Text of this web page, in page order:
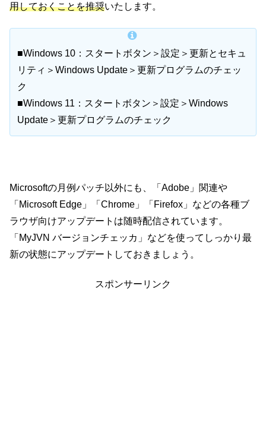
用しておくことを推奨いたします。
■Windows 10：スタートボタン＞設定＞更新とセキュ
リティ＞Windows Update＞更新プログラムのチェッ
ク
■Windows 11：スタートボタン＞設定＞Windows
Update＞更新プログラムのチェック
Microsoftの月例パッチ以外にも、「Adobe」関連や
「Microsoft Edge」「Chrome」「Firefox」などの各種ブ
ラウザ向けアップデートは随時配信されています。
「MyJVN バージョンチェッカ」などを使ってしっかり最
新の状態にアップデートしておきましょう。
スポンサーリンク